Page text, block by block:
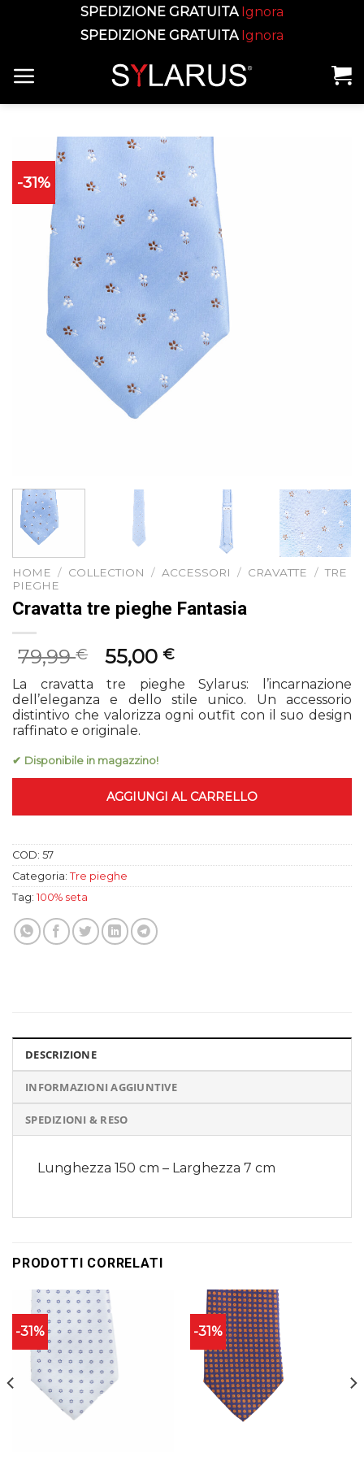
SPEDIZIONE GRATUITA Ignora
SPEDIZIONE GRATUITA Ignora
content
-31%
HOME / COLLECTION / ACCESSORI / CRAVATTE / TRE
PIEGHE
Cravatta tre pieghe Fantasia
79,99€
Il
prezzo
originale
era:
79,99 €.
55,00 €Il
prezzo
attuale
è:
La cravatta tre pieghe Sylarus: l’incarnazione
dell’eleganza e dello stile unico. Un accessorio
distintivo che valorizza ogni outfit con il suo design
raffinato e originale.
✔ Disponibile in magazzino!
AGGIUNGI AL CARRELLO
COD: 57
Categoria: Tre pieghe
Tag: 100% seta
DESCRIZIONE
INFORMAZIONI AGGIUNTIVE
SPEDIZIONI & RESO
Lunghezza 150 cm – Larghezza 7 cm
PRODOTTI CORRELATI
-31% -31%